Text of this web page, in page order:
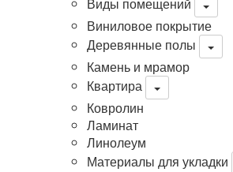
Виды помещений
Виниловое покрытие
Деревянные полы
Камень и мрамор
Квартира
Ковролин
Ламинат
Линолеум
Материалы для укладки